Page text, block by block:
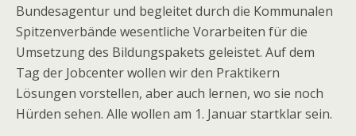
Bundesagentur und begleitet durch die Kommunalen
Spitzenverbände wesentliche Vorarbeiten für die
Umsetzung des Bildungspakets geleistet. Auf dem
Tag der Jobcenter wollen wir den Praktikern
Lösungen vorstellen, aber auch lernen, wo sie noch
Hürden sehen. Alle wollen am 1. Januar startklar sein.